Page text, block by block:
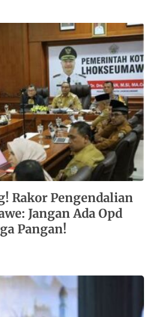
Rakor Pengendalian
Jangan Ada Opd
Pangan!